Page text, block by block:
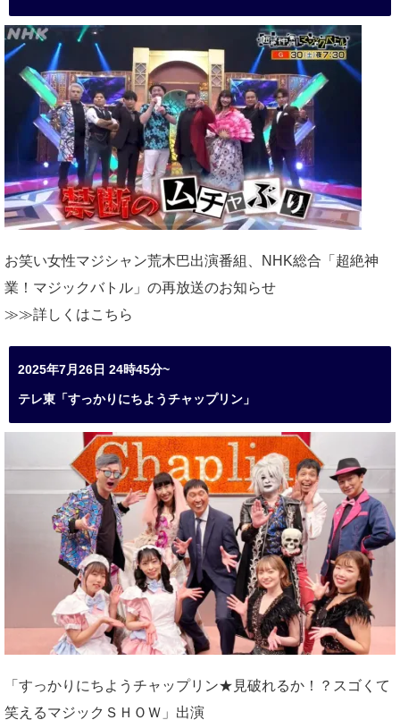
お笑い女性マジシャン荒木巴出演番組、
NHK総合「超絶神
業！マジックバトル」の再放送のお知らせ
≫≫詳しくはこちら
2025年7月26日 24時45分~
テレ東「すっかりにちようチャップリン」
「すっかりにちようチャップリン★見破れるか！？スゴくて
笑えるマジックＳＨＯＷ」出演